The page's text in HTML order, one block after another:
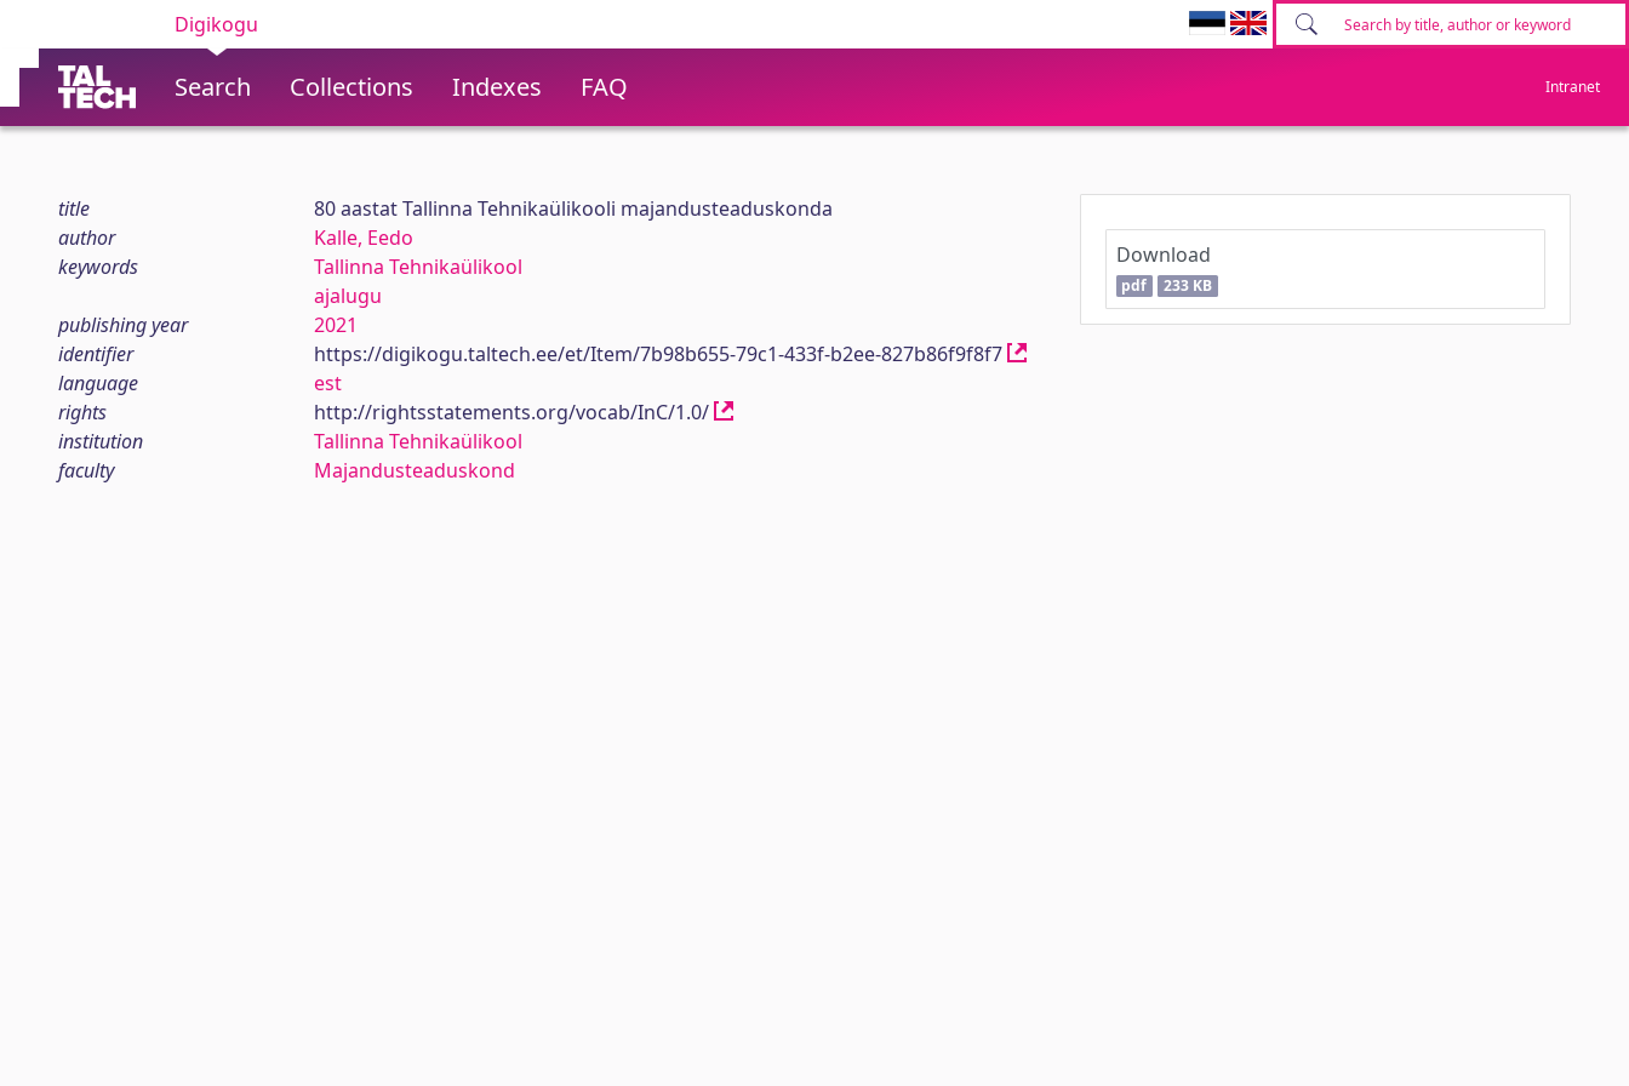
Digikogu
Search Collections Indexes FAQ Intranet
title
80 aastat Tallinna Tehnikaülikooli majandusteaduskonda
author
Kalle, Eedo
keywords
Tallinna Tehnikaülikool
ajalugu
publishing year
2021
identifier
https://digikogu.taltech.ee/et/Item/7b98b655-79c1-433f-b2ee-827b86f9f8f7
language
est
rights
http://rightsstatements.org/vocab/InC/1.0/
institution
Tallinna Tehnikaülikool
faculty
Majandusteaduskond
Download
pdf 233 KB